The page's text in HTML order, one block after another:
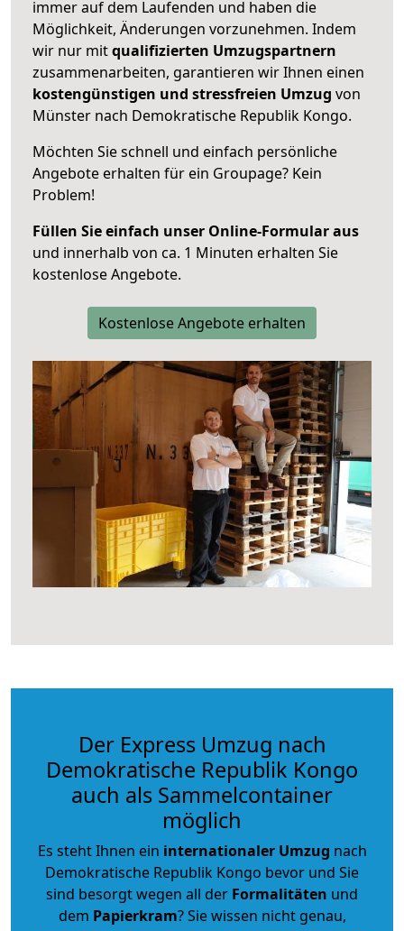
immer auf dem Laufenden und haben die
Möglichkeit, Änderungen vorzunehmen. Indem
wir nur mitqualifizierten Umzugspartnern
zusammenarbeiten, garantieren wir Ihnen einen
kostengünstigen und stressfreien Umzug von
Münster nach Demokratische Republik Kongo.
Möchten Sie schnell und einfach persönliche
Angebote erhalten für ein Groupage? Kein
Problem!
Füllen Sie einfach unser Online-Formular aus
und innerhalb von ca. 1 Minuten erhalten Sie
kostenlose Angebote.
Kostenlose Angebote erhalten
Der Express Umzug nach
Demokratische Republik Kongo
auch als Sammelcontainer
möglich
Es steht Ihnen ein internationaler Umzug nach
Demokratische Republik Kongo bevor und Sie
sind besorgt wegen all der Formalitäten und
dem Papierkram? Sie wissen nicht genau,